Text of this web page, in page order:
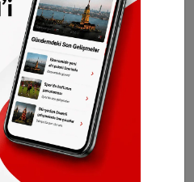
ortağı, bu
belirterek
kısa süreli bir
oldu. Yapılan
acil durum yasası
yasa ve prosedürlerin
PVV’nin baskısıyla